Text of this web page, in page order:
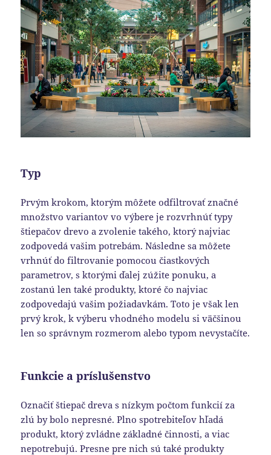
Typ
Prvým krokom, ktorým môžete odfiltrovať značné
množstvo variantov vo výbere je rozvrhnúť typy
štiepačov drevo a zvolenie takého, ktorý najviac
zodpovedá vašim potrebám. Následne sa môžete
vrhnúť do filtrovanie pomocou čiastkových
parametrov, s ktorými ďalej zúžite ponuku, a
zostanú len také produkty, ktoré čo najviac
zodpovedajú vašim požiadavkám. Toto je však len
prvý krok, k výberu vhodného modelu si väčšinou
len so správnym rozmerom alebo typom nevystačíte.
Funkcie a príslušenstvo
Označiť štiepač dreva s nízkym počtom funkcií za
zlú by bolo nepresné. Plno spotrebiteľov hľadá
produkt, ktorý zvládne základné činnosti, a viac
nepotrebujú. Presne pre nich sú také produkty